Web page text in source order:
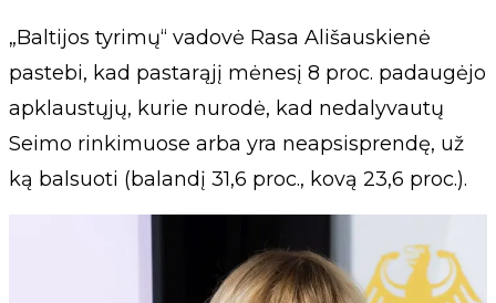
„Baltijos tyrimų“ vadovė Rasa Ališauskienė
pastebi, kad pastarąjį mėnesį 8 proc. padaugėjo
apklaustųjų, kurie nurodė, kad nedalyvautų
Seimo rinkimuose arba yra neapsisprendę, už
ką balsuoti (balandį 31,6 proc., kovą 23,6 proc.).